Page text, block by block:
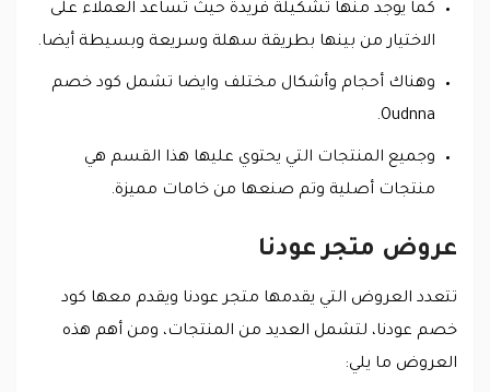
كما يوجد منها تشكيلة فريدة حيث تساعد العملاء على
الاختيار من بينها بطريقة سهلة وسريعة وبسيطة أيضا.
وهناك أحجام وأشكال مختلف وايضا تشمل كود خصم
Oudnna.
وجميع المنتجات التي يحتوي عليها هذا القسم هي
منتجات أصلية وتم صنعها من خامات مميزة.
عروض متجر عودنا
تتعدد العروض التي يقدمها متجر عودنا ويقدم معها كود
خصم عودنا، لتشمل العديد من المنتجات، ومن أهم هذه
العروض ما يلي: